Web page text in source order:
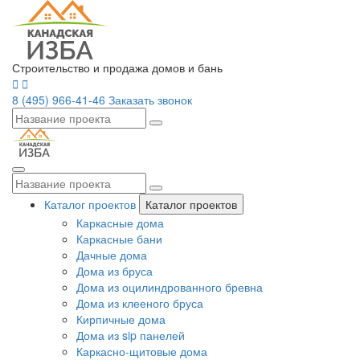
Строительство и продажа домов и бань
8 (495) 966-41-46 Заказать звонок
Каталог проектов
Каталог проектов
Каркасные дома
Каркасные бани
Дачные дома
Дома из бруса
Дома из оцилиндрованного бревна
Дома из клееного бруса
Кирпичные дома
Дома из sip панелей
Каркасно-щитовые дома